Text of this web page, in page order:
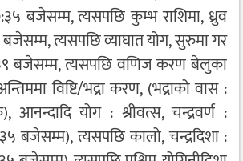
बजेसम्म, त्यसपछि कुम्भ राशिमा, ध्रुव
बजेसम्म, त्यसपछि व्याघात योग, सुरुमा गर
बजेसम्म, त्यसपछि वणिज करण बेलुका
विष्टि/भद्रा करण, (भद्राको वास :
आनन्दादि योग : श्रीवत्स, चन्द्रवर्ण :
बजेसम्म), त्यसपछि कालो, चन्द्रदिशा :